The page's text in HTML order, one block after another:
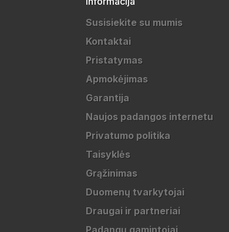
Susisiekite su mumis
Kontaktai
Pristatymas
Apmokėjimas
Garantija
Naujos padangos internetu
Privatumo politika
Taisyklės
Grąžinimas
Duomenų tvarkytojai
Draugai ir partneriai
Padangų gamintojai